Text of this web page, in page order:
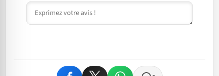
Commentaire